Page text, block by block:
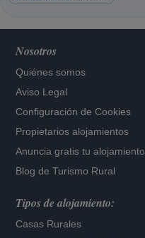
Nosotros
Quiénes somos
Aviso Legal
Configuración de Cookies
Propietarios alojamientos
Anuncia gratis tu alojamiento
Blog de Turismo Rural
Tipos de alojamiento:
Casas Rurales